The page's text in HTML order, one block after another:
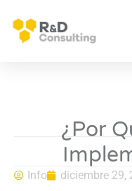
¿Por
Info diciembre 29,